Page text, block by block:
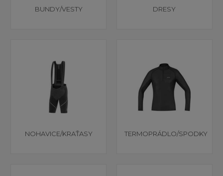
BUNDY/VESTY DRESY
NOHAVICE/KRAŤASY TERMOPRÁDLO/SPODKY